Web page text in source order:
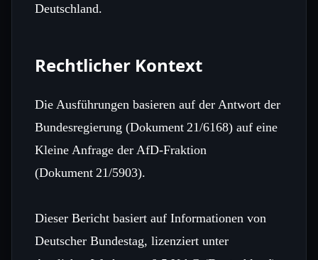
Deutschland.
Rechtlicher Kontext
Die Ausführungen basieren auf der Antwort der
Bundesregierung (Dokument 21/6168) auf eine
Kleine Anfrage der AfD‑Fraktion
(Dokument 21/5903).
Dieser Bericht basiert auf Informationen von
Deutscher Bundestag, lizenziert unter